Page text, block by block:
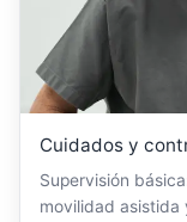
Cuidados y
Supervisión
movilidad asistida